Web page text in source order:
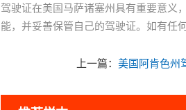
驾驶证在美国马萨诸塞州具有重要意义
能，并妥善保管自己的驾驶证。如有任
上一篇： 美国阿肯色州